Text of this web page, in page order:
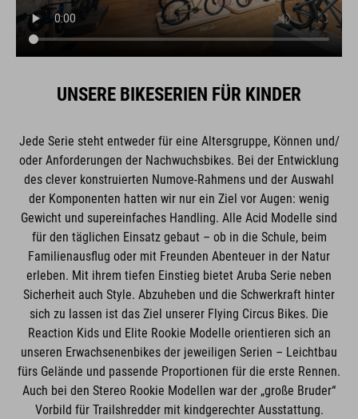
UNSERE BIKESERIEN FÜR KINDER
Jede Serie steht entweder für eine Altersgruppe, Können und/
oder Anforderungen der Nachwuchsbikes. Bei der Entwicklung
des clever konstruierten Numove-Rahmens und der Auswahl
der Komponenten hatten wir nur ein Ziel vor Augen: wenig
Gewicht und supereinfaches Handling. Alle Acid Modelle sind
für den täglichen Einsatz gebaut – ob in die Schule, beim
Familienausflug oder mit Freunden Abenteuer in der Natur
erleben. Mit ihrem tiefen Einstieg bietet Aruba Serie neben
Sicherheit auch Style. Abzuheben und die Schwerkraft hinter
sich zu lassen ist das Ziel unserer Flying Circus Bikes. Die
Reaction Kids und Elite Rookie Modelle orientieren sich an
unseren Erwachsenenbikes der jeweiligen Serien – Leichtbau
fürs Gelände und passende Proportionen für die erste Rennen.
Auch bei den Stereo Rookie Modellen war der „große Bruder“
Vorbild für Trailshredder mit kindgerechter Ausstattung.